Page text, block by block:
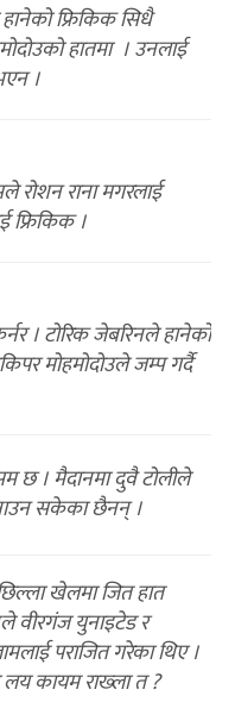
फ्रिकिक सिधै
हातमा । उनलाई
।
रोशन राना मगरलाई
फ्रिकिक ।
। टोरिक जेबरिनले हानेको
मोहमोदोउले जम्प गर्दै
छ । मैदानमा दुवै टोलीले
सकेका छैनन् ।
खेलमा जित हात
वीरगंज युनाइटेड र
पराजित गरेका थिए ।
कायम राख्ला त ?